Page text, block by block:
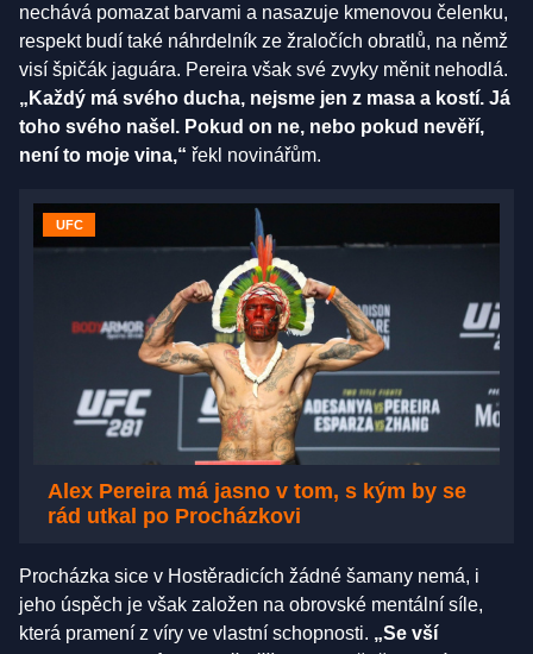
nechává pomazat barvami a nasazuje kmenovou čelenku,
respekt budí také náhrdelník ze žraločích obratlů, na němž
visí špičák jaguára. Pereira však své zvyky měnit nehodlá.
„Každý má svého ducha, nejsme jen z masa a kostí. Já
toho svého našel. Pokud on ne, nebo pokud nevěří,
není to moje vina,“ řekl novinářům.
UFC
Alex Pereira má jasno v tom, s kým by se
rád utkal po Procházkovi
Procházka sice v Hostěradicích žádné šamany nemá, i
jeho úspěch je však založen na obrovské mentální síle,
která pramení z víry ve vlastní schopnosti. „Se vší